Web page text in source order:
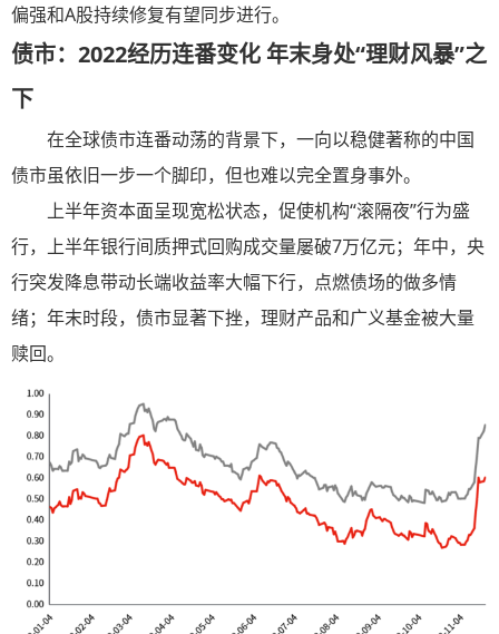
偏强和A股持续修复有望同步进行。
债市：2022经历连番变化 年末身处“理财风暴”之
下
在全球债市连番动荡的背景下，一向以稳健著称的中国
债市虽依旧一步一个脚印，但也难以完全置身事外。
上半年资本面呈现宽松状态，促使机构“滚隔夜”行为盛
行，上半年银行间质押式回购成交量屡破7万亿元；年中，央
行突发降息带动长端收益率大幅下行，点燃债场的做多情
绪；年末时段，债市显著下挫，理财产品和广义基金被大量
赎回。